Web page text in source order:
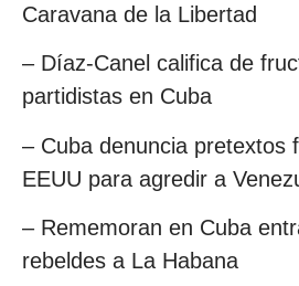
Caravana de la Libertad
– Díaz-Canel califica de
partidistas en Cuba
– Cuba denuncia pretextos
EEUU para agredir a
– Rememoran en Cuba
rebeldes a La Habana